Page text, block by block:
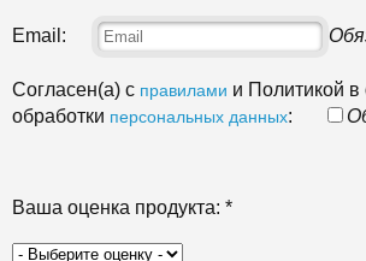
Email:
Согласен(а) с правилами и Политикой
обработки персональных данных:
Ваша оценка продукта: *